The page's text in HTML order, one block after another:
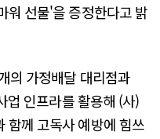
워 선물'을 증정한다고 밝
의 가정배달 대리점과
업 인프라를 활용해 (사)
함께 고독사 예방에 힘쓰